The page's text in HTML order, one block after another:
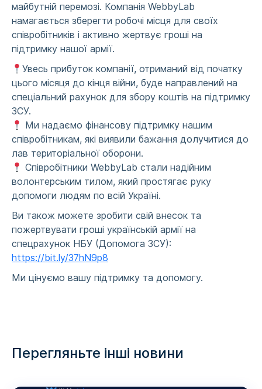
майбутній перемозі. Компанія WebbyLab
намагається зберегти робочі місця для своїх
співробітників і активно жертвує гроші на
підтримку нашої армії.
Увесь прибуток компанії, отриманий від початку
цього місяця до кінця війни, буде направлений на
спеціальний рахунок для збору коштів на підтримку
ЗСУ.
Ми надаємо фінансову підтримку нашим
співробітникам, які виявили бажання долучитися до
лав територіальної оборони.
Співробітники WebbyLab стали надійним
волонтерським тилом, який простягає руку
допомоги людям по всій Україні.
Ви також можете зробити свій внесок та
пожертвувати гроші українській армії на
спецрахунок НБУ (Допомога ЗСУ):
https://bit.ly/37hN9p8
Ми цінуємо вашу підтримку та допомогу.
Перегляньте інші новини